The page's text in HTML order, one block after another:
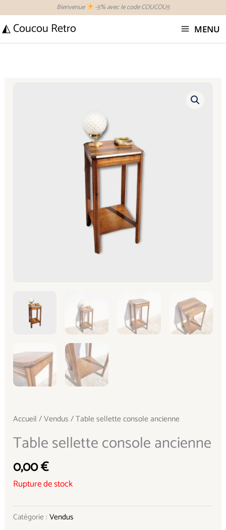
contenu
Bienvenue -5% avec le code COUCOU5
◭ Coucou Retro MENU
Accueil /Vendus / Table sellette console ancienne
Table sellette console ancienne
0,00€
Rupture de stock
Catégorie :Vendus